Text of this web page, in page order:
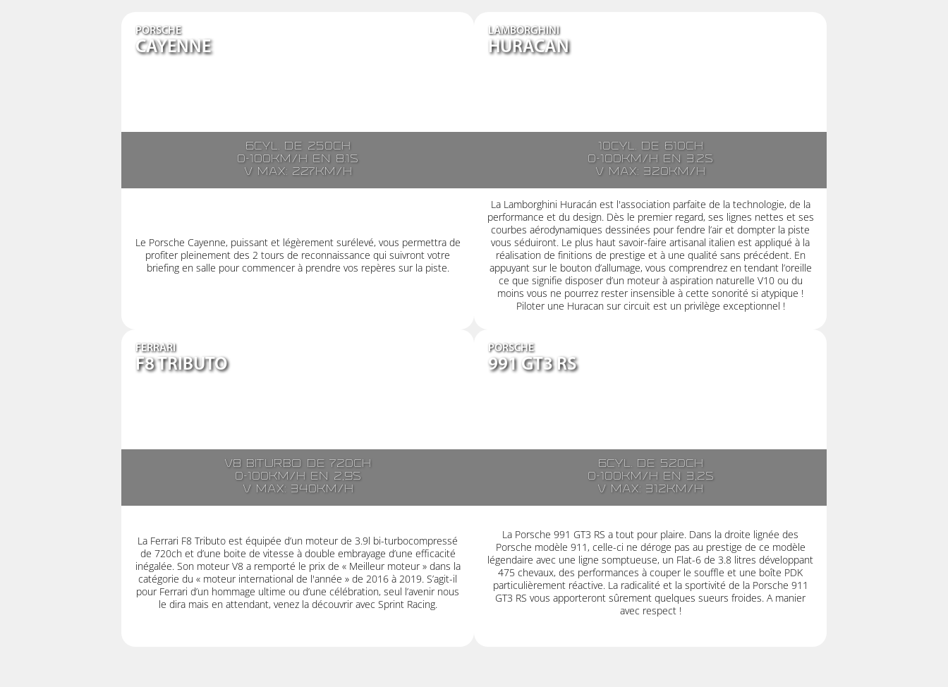
PORSCHE
CAYENNE
6cyl. de 250ch
0-100km/h en 8.1s
V max: 227km/h
Le Porsche Cayenne, puissant et légèrement surélevé, vous permettra de
profiter pleinement des 2 tours de reconnaissance qui suivront votre
briefing en salle pour commencer à prendre vos repères sur la piste.
LAMBORGHINI
HURACAN
10cyl. de 610ch
0-100km/h en 3.2s
V max: 320km/h
La Lamborghini Huracán est l'association parfaite de la technologie, de la
performance et du design. Dès le premier regard, ses lignes nettes et ses
courbes aérodynamiques dessinées pour fendre l’air et dompter la piste
vous séduiront. Le plus haut savoir-faire artisanal italien est appliqué à la
réalisation de finitions de prestige et à une qualité sans précédent. En
appuyant sur le bouton d’allumage, vous comprendrez en tendant l’oreille
ce que signifie disposer d’un moteur à aspiration naturelle V10 ou du
moins vous ne pourrez rester insensible à cette sonorité si atypique !
Piloter une Huracan sur circuit est un privilège exceptionnel !
FERRARI
F8 TRIBUTO
V8 biturbo de 720ch
0-100km/h en 2,9s
V max: 340km/h
La Ferrari F8 Tributo est équipée d’un moteur de 3.9l bi-turbocompressé
de 720ch et d’une boite de vitesse à double embrayage d’une efficacité
inégalée. Son moteur V8 a remporté le prix de « Meilleur moteur » dans la
catégorie du « moteur international de l'année » de 2016 à 2019. S’agit-il
pour Ferrari d’un hommage ultime ou d’une célébration, seul l’avenir nous
le dira mais en attendant, venez la découvrir avec Sprint Racing.
PORSCHE
991 GT3 RS
6cyl. de 520ch
0-100km/h en 3,2s
V max: 312km/h
La Porsche 991 GT3 RS a tout pour plaire. Dans la droite lignée des
Porsche modèle 911, celle-ci ne déroge pas au prestige de ce modèle
légendaire avec une ligne somptueuse, un Flat-6 de 3.8 litres développant
475 chevaux, des performances à couper le souffle et une boîte PDK
particulièrement réactive. La radicalité et la sportivité de la Porsche 911
GT3 RS vous apporteront sûrement quelques sueurs froides. A manier
avec respect !